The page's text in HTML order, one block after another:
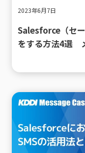
2023年6月7日
Salesforce（セ
をする方法4選